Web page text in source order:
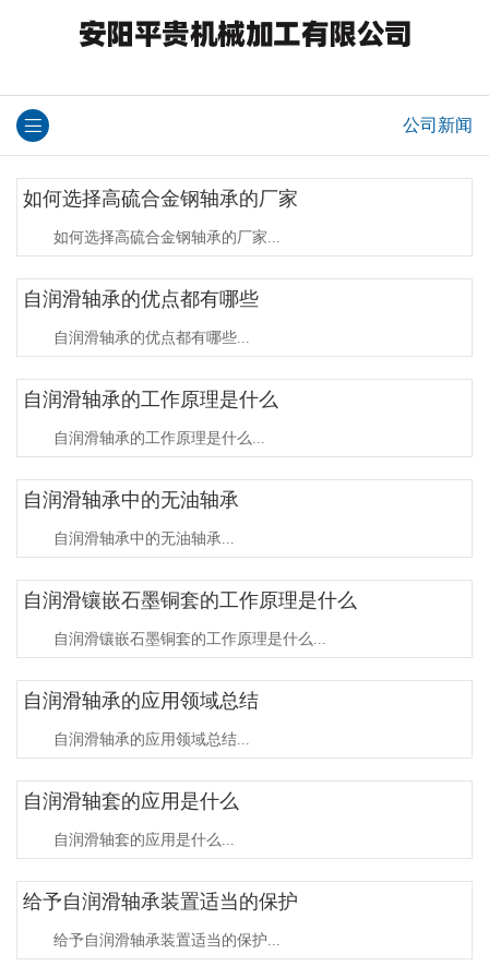
公司新闻
如何选择高硫合金钢轴承的厂家
如何选择高硫合金钢轴承的厂家...
自润滑轴承的优点都有哪些
自润滑轴承的优点都有哪些...
自润滑轴承的工作原理是什么
自润滑轴承的工作原理是什么...
自润滑轴承中的无油轴承
自润滑轴承中的无油轴承...
自润滑镶嵌石墨铜套的工作原理是什么
自润滑镶嵌石墨铜套的工作原理是什么...
自润滑轴承的应用领域总结
自润滑轴承的应用领域总结...
自润滑轴套的应用是什么
自润滑轴套的应用是什么...
给予自润滑轴承装置适当的保护
给予自润滑轴承装置适当的保护...